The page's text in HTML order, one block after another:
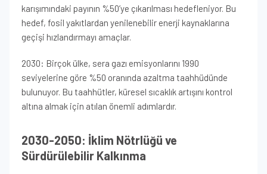
karışımındaki payının %50’ye çıkarılması hedefleniyor. Bu
hedef, fosil yakıtlardan yenilenebilir enerji kaynaklarına
geçişi hızlandırmayı amaçlar.
2030: Birçok ülke, sera gazı emisyonlarını 1990
seviyelerine göre %50 oranında azaltma taahhüdünde
bulunuyor. Bu taahhütler, küresel sıcaklık artışını kontrol
altına almak için atılan önemli adımlardır.
2030-2050: İklim Nötrlüğü ve
Sürdürülebilir Kalkınma